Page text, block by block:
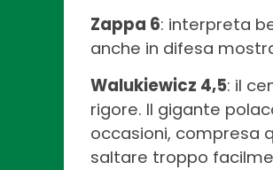
Zappa 6: interpreta
anche in difesa
Walukiewicz 4,5: il
rigore. Il gigante
occasioni, compresa
saltare troppo